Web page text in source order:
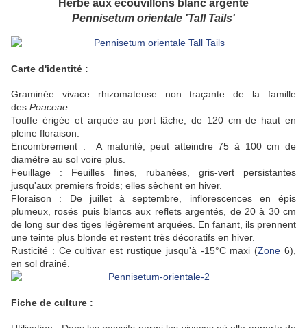
Pennisetum orientale 'Tall Tails'
Carte d'identité :
Graminée vivace rhizomateuse non traçante de la famille
des Poaceae
Touffe érigée et arquée au port lâche, de 120 cm de haut en
pleine floraison.
Encombrement : A maturité, peut atteindre 75 à 100 cm de
diamètre au sol voire plus.
Feuillage : Feuilles fines, rubanées, gris-vert persistantes
jusqu'aux premiers froids; elles sèchent en hiver.
Floraison : De juillet à septembre, inflorescences en épis
plumeux, rosés puis blancs aux reflets argentés, de 20 à 30 cm
de long sur des tiges légèrement arquées. En fanant, ils prennent
une teinte plus blonde et restent très décoratifs en hiver.
Rusticité : Ce cultivar est rustique jusqu'à -15°C maxi (Zone6),
en sol drainé.
Fiche de culture :